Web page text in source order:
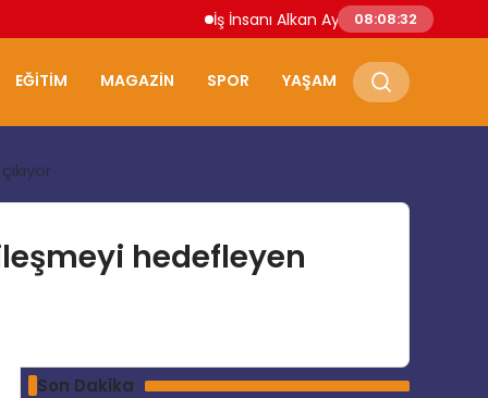
İş İnsanı Alkan Aydoğdu: “Doğru Yatırımın
08:08:33
EĞITIM MAGAZIN SPOR YAŞAM
hedefleyen
Son Dakika